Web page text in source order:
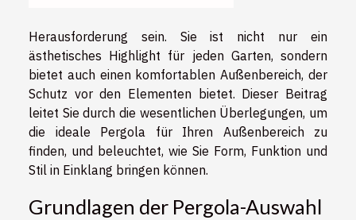
Herausforderung sein. Sie ist nicht nur ein
ästhetisches Highlight für jeden Garten, sondern
bietet auch einen komfortablen Außenbereich, der
Schutz vor den Elementen bietet. Dieser Beitrag
leitet Sie durch die wesentlichen Überlegungen, um
die ideale Pergola für Ihren Außenbereich zu
finden, und beleuchtet, wie Sie Form, Funktion und
Stil in Einklang bringen können.
Grundlagen der Pergola-Auswahl